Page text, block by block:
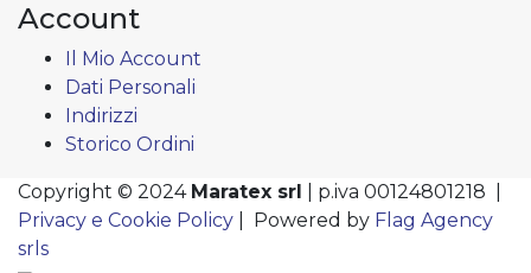
Account
Il Mio Account
Dati Personali
Indirizzi
Storico Ordini
Copyright © 2024 Maratex srl
| p.iva 00124801218 |
Privacy e Cookie Policy | Powered by Flag Agency
srls